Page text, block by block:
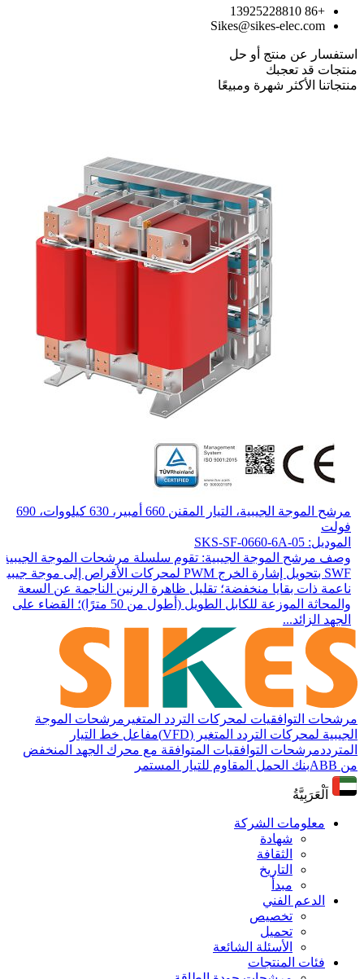
+86 13925228810
Sikes@sikes-elec.com
استفسار عن منتج أو حل
منتجات قد تعجبك
منتجاتنا الأكثر شهرة ومبيعًا
مرشح الموجة الجيبية، التيار المقنن 660 أمبير، 630 كيلووات، 690
فولت
الموديل: SKS-SF-0660-6A-05
وصف مرشح الموجة الجيبية: تقوم سلسلة مرشحات الموجة الجيبية
SWF بتحويل إشارة الخرج PWM لمحركات الأقراص إلى موجة جيبية
ناعمة ذات بقايا منخفضة؛ تقليل ظاهرة الرنين الناجمة عن السعة
والمحاثة الموزعة للكابل الطويل (أطول من 50 مترًا)؛ القضاء على
الجهد الزائد...
مرشحات التوافقيات لمحركات التردد المتغير مرشحات الموجة
الجيبية لمحركات التردد المتغير (VFD)
مفاعل خط التيار
المترددمرشحات التوافقيات المتوافقة مع محرك الجهد المنخفض
من ABB
بنك الحمل المقاوم للتيار المستمر
اَلْعَرَبِيَّةُ
معلومات الشركة
شهادة
الثقافة
التاريخ
مبدأ
الدعم الفني
تخصيص
تحميل
الأسئلة الشائعة
فئات المنتجات